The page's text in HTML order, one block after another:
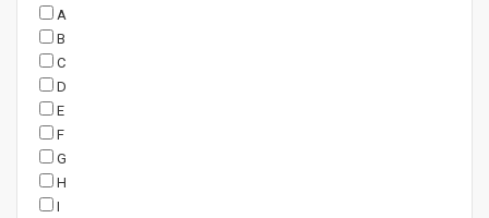
A
B
C
D
E
F
G
H
I